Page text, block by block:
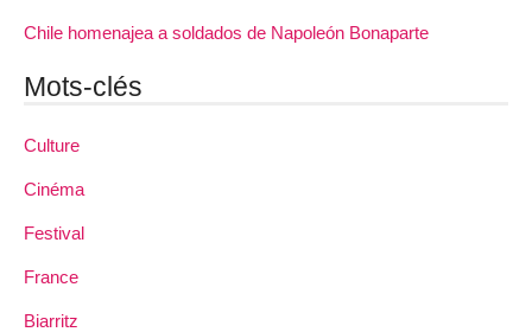
Chile homenajea a soldados de Napoleón Bonaparte
Mots-clés
Culture
Cinéma
Festival
France
Biarritz